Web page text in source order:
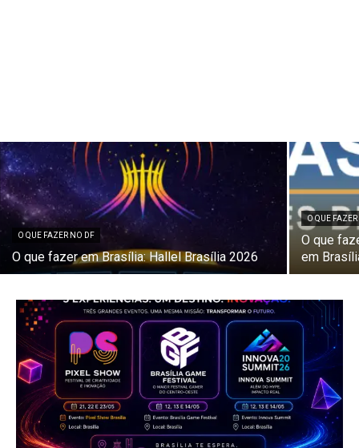
O QUE FAZER NO DF
O que fazer em Brasília: Hallel Brasília 2026
O QUE
O que
em